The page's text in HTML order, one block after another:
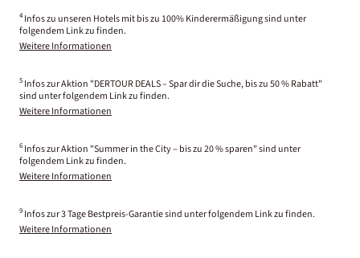
4 Infos zu unseren Hotels mit bis zu 100% Kinderermäßigung sind unter
folgendem Link zu finden.
Weitere Informationen
5 Infos zur Aktion "DERTOUR DEALS – Spar dir die Suche, bis zu 50 % Rabatt"
sind unter folgendem Link zu finden.
Weitere Informationen
6 Infos zur Aktion "Summer in the City – bis zu 20 % sparen" sind unter
folgendem Link zu finden.
Weitere Informationen
9 Infos zur 3 Tage Bestpreis-Garantie sind unter folgendem Link zu finden.
Weitere Informationen